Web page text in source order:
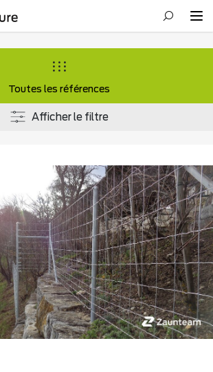
Toutes les références
Afficher le filtre